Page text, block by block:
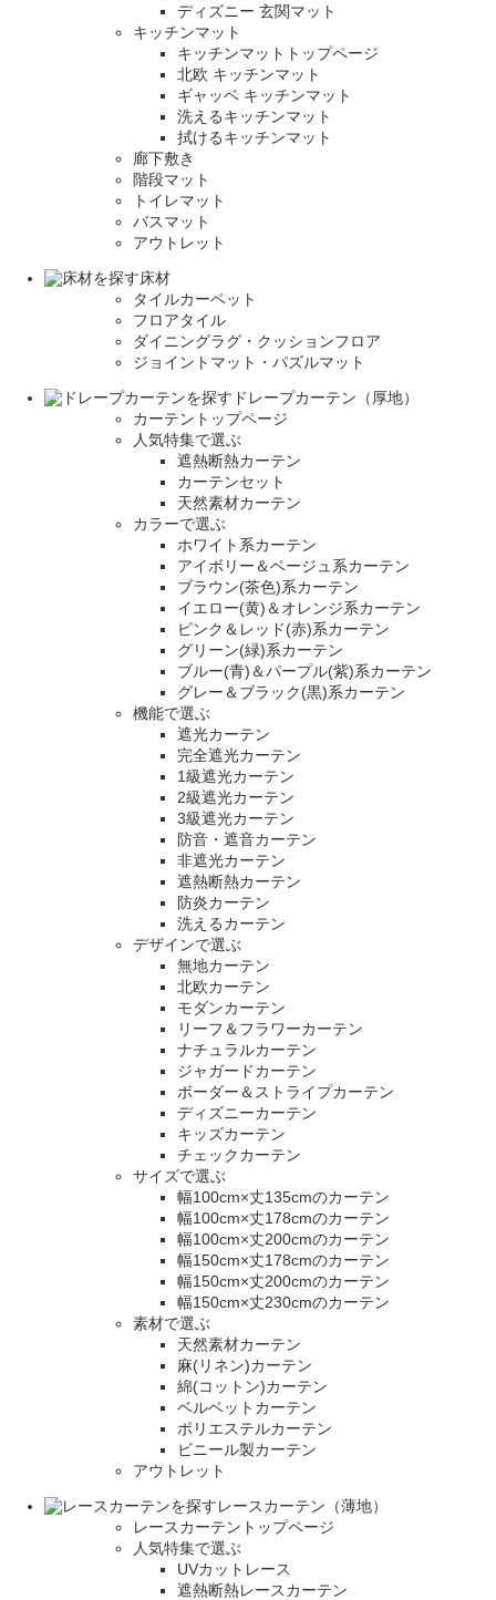
ディズニー 玄関マット
キッチンマット
キッチンマットトップページ
北欧 キッチンマット
ギャッベ キッチンマット
洗えるキッチンマット
拭けるキッチンマット
廊下敷き
階段マット
トイレマット
バスマット
アウトレット
床材
タイルカーペット
フロアタイル
ダイニングラグ・クッションフロア
ジョイントマット・パズルマット
ドレープカーテン（厚地）
カーテントップページ
人気特集で選ぶ
遮熱断熱カーテン
カーテンセット
天然素材カーテン
カラーで選ぶ
ホワイト系カーテン
アイボリー＆ベージュ系カーテン
ブラウン(茶色)系カーテン
イエロー(黄)＆オレンジ系カーテン
ピンク＆レッド(赤)系カーテン
グリーン(緑)系カーテン
ブルー(青)＆パープル(紫)系カーテン
グレー＆ブラック(黒)系カーテン
機能で選ぶ
遮光カーテン
完全遮光カーテン
1級遮光カーテン
2級遮光カーテン
3級遮光カーテン
防音・遮音カーテン
非遮光カーテン
遮熱断熱カーテン
防炎カーテン
洗えるカーテン
デザインで選ぶ
無地カーテン
北欧カーテン
モダンカーテン
リーフ＆フラワーカーテン
ナチュラルカーテン
ジャガードカーテン
ボーダー＆ストライプカーテン
ディズニーカーテン
キッズカーテン
チェックカーテン
サイズで選ぶ
幅100cm×丈135cmのカーテン
幅100cm×丈178cmのカーテン
幅100cm×丈200cmのカーテン
幅150cm×丈178cmのカーテン
幅150cm×丈200cmのカーテン
幅150cm×丈230cmのカーテン
素材で選ぶ
天然素材カーテン
麻(リネン)カーテン
綿(コットン)カーテン
ベルベットカーテン
ポリエステルカーテン
ビニール製カーテン
アウトレット
レースカーテン（薄地）
レースカーテントップページ
人気特集で選ぶ
UVカットレース
遮熱断熱レースカーテン